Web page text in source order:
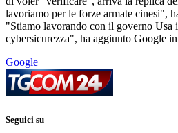
lavoriamo per le forze armate cinesi",
"Stiamo lavorando con il governo Usa
cybersicurezza", ha aggiunto Google
Google
Seguici su